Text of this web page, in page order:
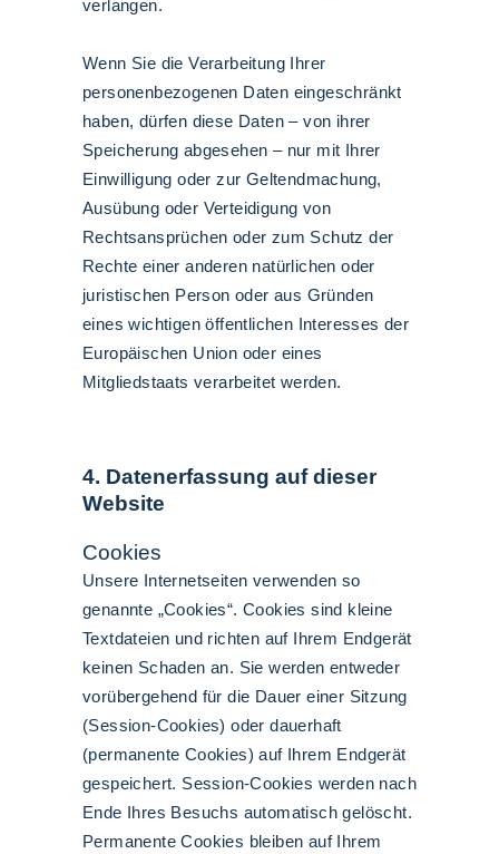
verlangen.
Wenn Sie die Verarbeitung Ihrer
personenbezogenen Daten eingeschränkt
haben, dürfen diese Daten – von ihrer
Speicherung abgesehen – nur mit Ihrer
Einwilligung oder zur Geltendmachung,
Ausübung oder Verteidigung von
Rechtsansprüchen oder zum Schutz der
Rechte einer anderen natürlichen oder
juristischen Person oder aus Gründen
eines wichtigen öffentlichen Interesses der
Europäischen Union oder eines
Mitgliedstaats verarbeitet werden.
4. Datenerfassung auf dieser
Website
Cookies
Unsere Internetseiten verwenden so
genannte „Cookies“. Cookies sind kleine
Textdateien und richten auf Ihrem Endgerät
keinen Schaden an. Sie werden entweder
vorübergehend für die Dauer einer Sitzung
(Session-Cookies) oder dauerhaft
(permanente Cookies) auf Ihrem Endgerät
gespeichert. Session-Cookies werden nach
Ende Ihres Besuchs automatisch gelöscht.
Permanente Cookies bleiben auf Ihrem